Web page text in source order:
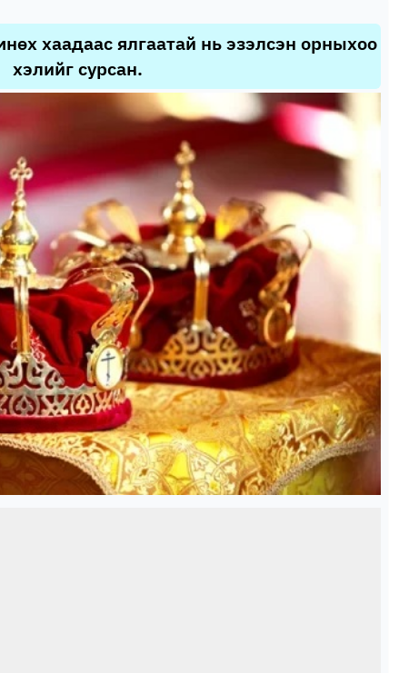
хаадаас ялгаатай нь эзэлсэн орныхоо
хэлийг сурсан.